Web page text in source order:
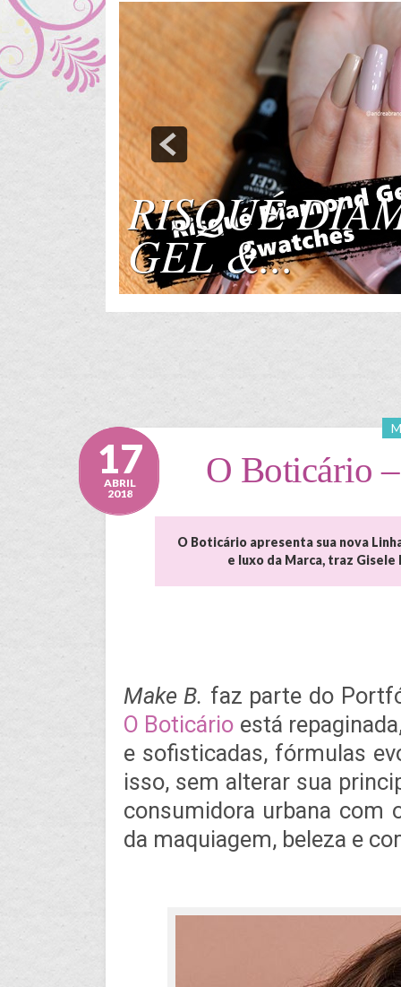
SAIA JEANS
17
ABRIL
2018
O Boticário
O Boticário apresenta sua nova
e luxo da Marca, traz Gisele
Make B. faz parte do
O Boticário está
e sofisticadas, fórmulas
isso, sem alterar sua
consumidora urbana com
da maquiagem, beleza e